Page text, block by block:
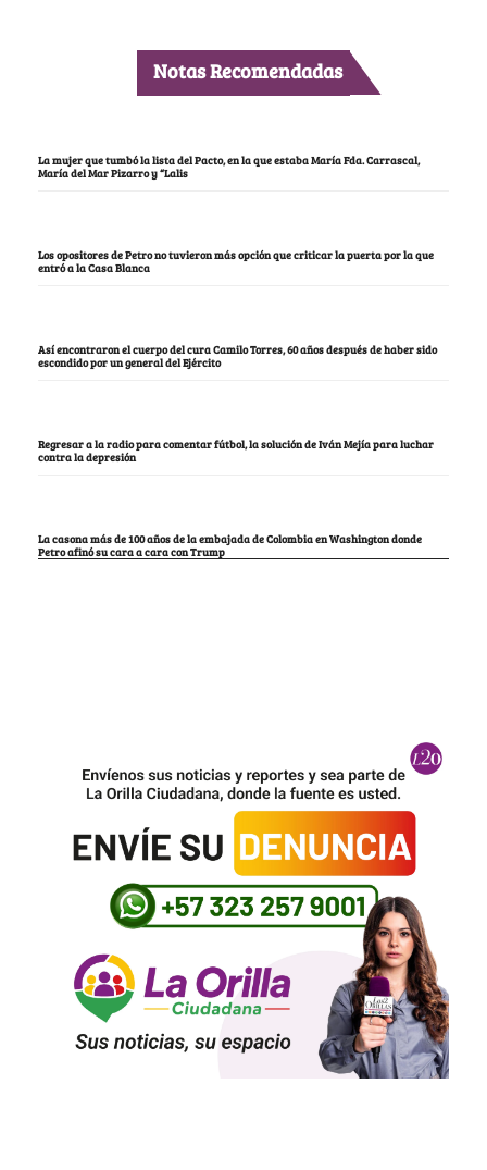
Notas Recomendadas
La mujer que tumbó la lista del Pacto, en la que estaba María Fda. Carrascal,
María del Mar Pizarro y “Lalis
Los opositores de Petro no tuvieron más opción que criticar la puerta por la que
entró a la Casa Blanca
Así encontraron el cuerpo del cura Camilo Torres, 60 años después de haber sido
escondido por un general del Ejército
Regresar a la radio para comentar fútbol, la solución de Iván Mejía para luchar
contra la depresión
La casona más de 100 años de la embajada de Colombia en Washington donde
Petro afinó su cara a cara con Trump